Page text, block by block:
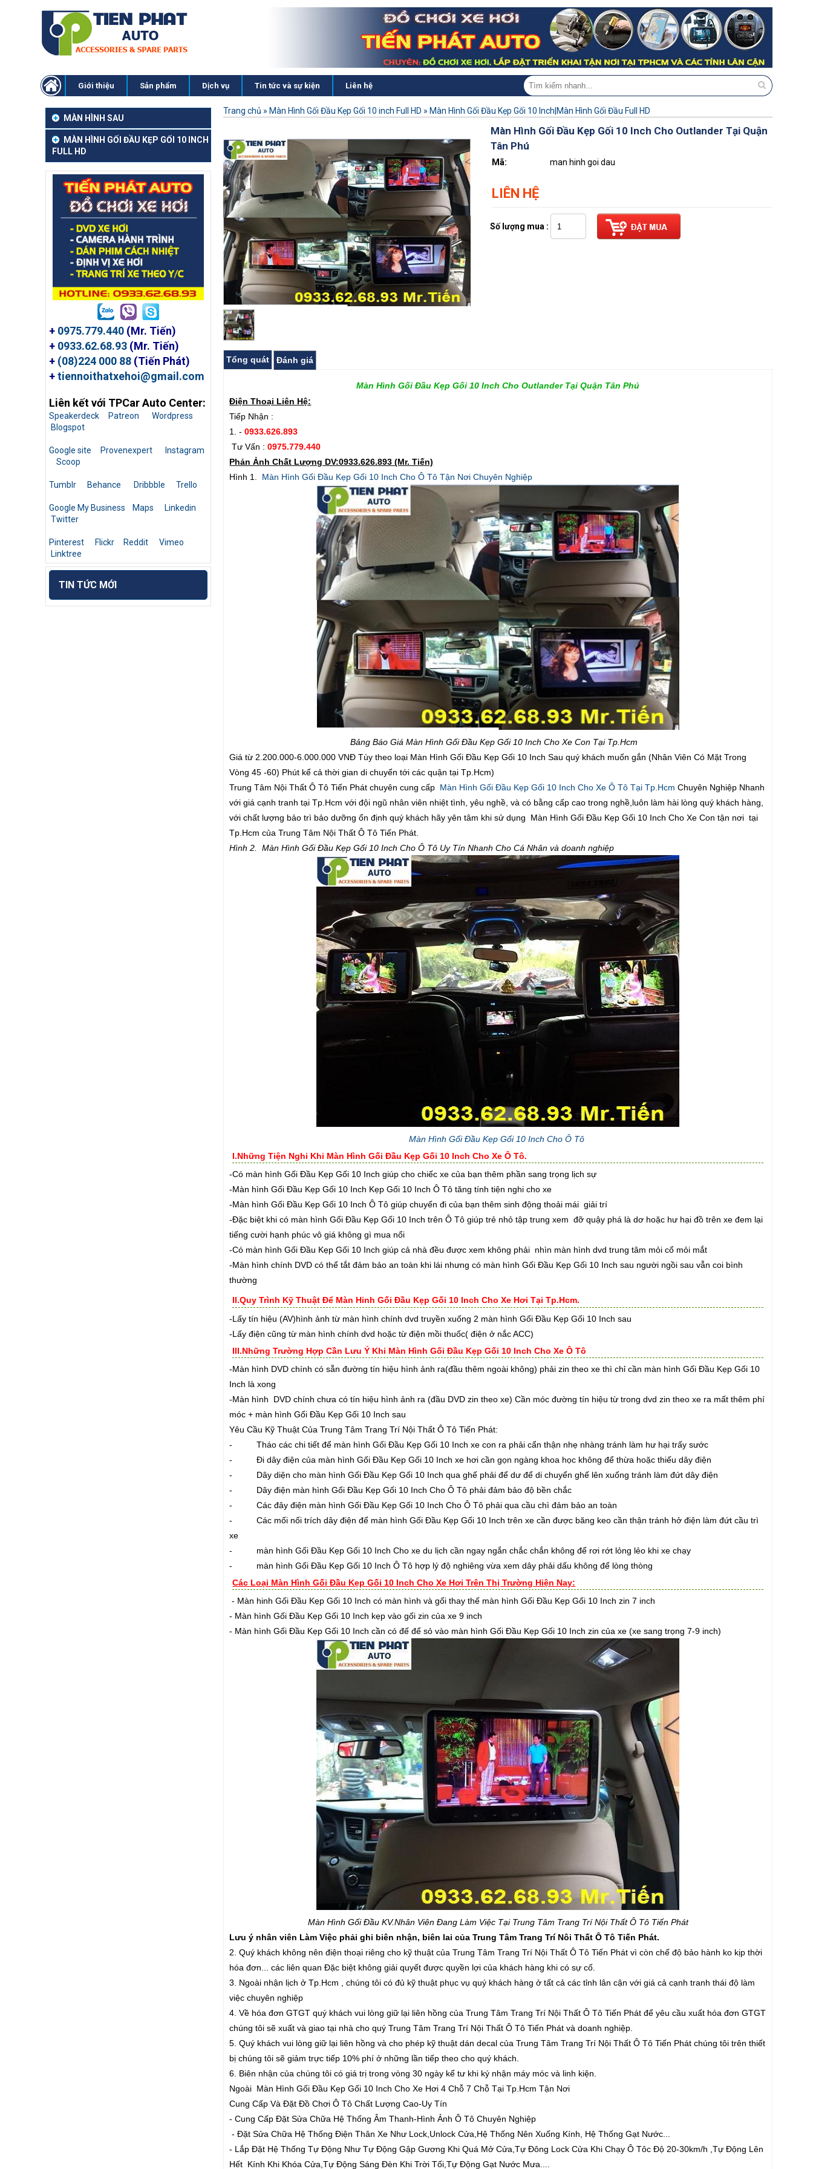
Giới thiệu Sản phẩm Dịch vụ Tin tức và sự kiện Liên hệ
MÀN HÌNH SAU
MÀN HÌNH GỐI ĐẦU KẸP GỐI 10 INCH
FULL HD
+ 0975.779.440 (Mr. Tiến)
+ 0933.62.68.93 (Mr. Tiến)
+ (08)224 000 88 (Tiến Phát)
+tiennoithatxehoi@gmail.com
Liên kết với TPCar Auto Center:
Speakerdeck Patreon
Wordpress
Blogspot
Google site Provenexpert
Instagram
Scoop
Tumblr Behance Dribbble Trello
Google My Business Maps
Linkedin
Twitter
Pinterest Flickr Reddit
Vimeo
Linktree
TIN TỨC MỚI
Trang chủ » Màn Hình Gối Đầu Kẹp Gối 10 inch Full HD » Màn Hình Gối Đầu Kẹp Gối 10 Inch|Màn Hình Gối Đầu Full HD
Màn Hình Gối Đầu Kẹp Gối 10 Inch Cho Outlander Tại Quận
Tân Phú
Mã: man hinh goi dau
LIÊN HỆ
Số lượng mua :
Tổng quát Đánh giá
Màn Hình Gối Đầu Kẹp Gối 10 Inch Cho Outlander Tại Quận Tân Phú
Điện Thoại Liên Hệ:
Tiếp Nhận :
1. -0933.626.893
Tư Vấn :0975.779.440
Phản Ảnh Chất Lượng DV:0933.626.893 (Mr. Tiến)
Hình 1. Màn Hình Gối Đầu Kẹp Gối 10 Inch Cho Ô Tô Tận Nơi Chuyên Nghiệp
Bảng Báo Giá Màn Hình Gối Đầu Kẹp Gối 10 Inch Cho Xe Con Tại Tp.Hcm
Giá từ 2.200.000-6.000.000 VNĐ Tùy theo loại Màn Hình Gối Đầu Kẹp Gối 10 Inch Sau quý khách muốn gắn (Nhân Viên Có Mặt Trong
Vòng 45 -60) Phút kể cả thời gian di chuyển tới các quận tại Tp.Hcm)
Trung Tâm Nội Thất Ô Tô Tiến Phát chuyên cung cấp Màn Hình Gối Đầu Kẹp Gối 10 Inch Cho Xe Ô Tô Tại Tp.Hcm Chuyên Nghiệp Nhanh
với giá cạnh tranh tại Tp.Hcm với đội ngũ nhân viên nhiệt tình, yêu nghề, và có bằng cấp cao trong nghề,luôn làm hài lòng quý khách hàng,
với chất lượng bảo trì bảo dưỡng ổn định quý khách hãy yên tâm khi sử dụng Màn Hình Gối Đầu Kẹp Gối 10 Inch Cho Xe Con tận nơi tại
Tp.Hcm của Trung Tâm Nội Thất Ô Tô Tiến Phát.
Hình 2. Màn Hình Gối Đầu Kẹp Gối 10 Inch Cho Ô Tô Uy Tín Nhanh Cho Cá Nhân và doanh nghiệp
Màn Hình Gối Đầu Kẹp Gối 10 Inch Cho Ô Tô
I.Những Tiện Nghi Khi Màn Hình Gối Đầu Kẹp Gối 10 Inch Cho Xe Ô Tô.
-Có màn hình Gối Đầu Kẹp Gối 10 Inch giúp cho chiếc xe của bạn thêm phần sang trọng lịch sự
-Màn hình Gối Đầu Kẹp Gối 10 Inch Kẹp Gối 10 Inch Ô Tô tăng tính tiện nghi cho xe
-Màn hình Gối Đầu Kẹp Gối 10 Inch Ô Tô giúp chuyến đi của bạn thêm sinh động thoải mái giải trí
-Đặc biệt khi có màn hình Gối Đầu Kẹp Gối 10 Inch trên Ô Tô giúp trẻ nhỏ tập trung xem đỡ quậy phá là dơ hoặc hư hại đồ trên xe đem lại
tiếng cười hạnh phúc vô giá không gì mua nổi
-Có màn hình Gối Đầu Kẹp Gối 10 Inch giúp cả nhà đều được xem không phải nhìn màn hình dvd trung tâm mỏi cổ mỏi mắt
-Màn hình chính DVD có thể tắt đảm bảo an toàn khi lái nhưng có màn hình Gối Đầu Kẹp Gối 10 Inch sau người ngồi sau vẫn coi bình
thường
II.Quy Trình Kỹ Thuật Để Màn Hinh Gối Đầu Kẹp Gối 10 Inch Cho Xe Hơi Tại Tp.Hcm.
-Lấy tín hiệu (AV)hình ảnh từ màn hình chính dvd truyền xuống 2 màn hình Gối Đầu Kẹp Gối 10 Inch sau
-Lấy điện cũng từ màn hình chính dvd hoặc từ điện mồi thuốc( điện ở nắc ACC)
III.Những Trường Hợp Cần Lưu Ý Khi Màn Hình Gối Đầu Kẹp Gối 10 Inch Cho Xe Ô Tô
-Màn hình DVD chính có sẵn đường tín hiệu hình ảnh ra(đầu thêm ngoài không) phải zin theo xe thì chỉ cần màn hình Gối Đầu Kẹp Gối 10
Inch là xong
-Màn hình DVD chính chưa có tín hiệu hình ảnh ra (đầu DVD zin theo xe) Cần móc đường tín hiệu từ trong dvd zin theo xe ra mất thêm phí
móc + màn hình Gối Đầu Kẹp Gối 10 Inch sau
Yêu Cầu Kỹ Thuật Của Trung Tâm Trang Trí Nội Thất Ô Tô Tiến Phát:
- Tháo các chi tiết để màn hình Gối Đầu Kẹp Gối 10 Inch xe con ra phải cẩn thận nhẹ nhàng tránh làm hư hại trấy sước
- Đi dây điện của màn hình Gối Đầu Kẹp Gối 10 Inch xe hơi cần gọn ngàng khoa học không để thừa hoặc thiếu dây điện
- Dây diện cho màn hình Gối Đầu Kẹp Gối 10 Inch qua ghế phải để dư để di chuyển ghế lên xuống tránh làm đứt dây điện
- Dây điện màn hình Gối Đầu Kẹp Gối 10 Inch Cho Ô Tô phải đảm bảo độ bền chắc
- Các đây điện màn hình Gối Đầu Kẹp Gối 10 Inch Cho Ô Tô phải qua cầu chì đảm bảo an toàn
- Các mối nối trích dây điện để màn hình Gối Đầu Kẹp Gối 10 Inch trên xe cần được băng keo cần thận tránh hở điện làm đứt cầu trì
xe
- màn hình Gối Đầu Kẹp Gối 10 Inch Cho xe du lịch cần ngay ngắn chắc chắn không để rơi rớt lỏng lẻo khi xe chạy
- màn hình Gối Đầu Kẹp Gối 10 Inch Ô Tô hợp lý độ nghiêng vừa xem dây phải dấu không để lòng thòng
Các Loại Màn Hình Gối Đầu Kẹp Gối 10 Inch Cho Xe Hơi Trên Thị Trường Hiện Nay:
- Màn hinh Gối Đầu Kẹp Gối 10 Inch có màn hình và gối thay thế màn hình Gối Đầu Kẹp Gối 10 Inch zin 7 inch
- Màn hình Gối Đầu Kẹp Gối 10 Inch kẹp vào gối zin của xe 9 inch
- Màn hình Gối Đầu Kẹp Gối 10 Inch cần có đế để sỏ vào màn hình Gối Đầu Kẹp Gối 10 Inch zin của xe (xe sang trọng 7-9 inch)
Màn Hình Gối Đầu KV.Nhân Viên Đang Làm Việc Tại Trung Tâm Trang Trí Nội Thất Ô Tô Tiến Phát
Lưu ý nhân viên Làm Việc phải ghi biên nhận, biên lai của Trung Tâm Trang Trí Nôi Thất Ô Tô Tiến Phát.
2. Quý khách không nên điện thoại riêng cho kỹ thuật của Trung Tâm Trang Trí Nội Thất Ô Tô Tiến Phát vì còn chế độ bảo hành ko kịp thời
hóa đơn... các liên quan Đặc biệt không giải quyết được quyền lợi của khách hàng khi có sự cố.
3. Ngoài nhận lịch ở Tp.Hcm , chúng tôi có đủ kỹ thuật phục vụ quý khách hàng ở tất cả các tỉnh lân cận với giá cả cạnh tranh thái độ làm
việc chuyên nghiệp
4. Về hóa đơn GTGT quý khách vui lòng giữ lại liên hồng của Trung Tâm Trang Trí Nội Thất Ô Tô Tiến Phát để yêu cầu xuất hóa đơn GTGT
chúng tôi sẽ xuất và giao tại nhà cho quý Trung Tâm Trang Trí Nội Thất Ô Tô Tiến Phát và doanh nghiệp.
5. Quý khách vui lòng giữ lại liên hồng và cho phép kỹ thuật dán decal của Trung Tâm Trang Trí Nội Thất Ô Tô Tiến Phát chúng tôi trên thiết
bị chúng tôi sẽ giảm trực tiếp 10% phí ở những lần tiếp theo cho quý khách.
6. Biên nhận của chúng tôi có giá trị trong vòng 30 ngày kể tư khi ký nhận máy móc và linh kiện.
Ngoài Màn Hình Gối Đầu Kẹp Gối 10 Inch Cho Xe Hơi 4 Chỗ 7 Chỗ Tại Tp.Hcm Tận Nơi
Cung Cấp Và Đặt Đồ Chơi Ô Tô Chất Lượng Cao-Uy Tín
- Cung Cấp Đặt Sửa Chữa Hệ Thống Âm Thanh-Hình Ảnh Ô Tô Chuyên Nghiệp
- Đặt Sửa Chữa Hệ Thống Điện Thân Xe Như Lock,Unlock Cửa,Hệ Thống Nên Xuống Kính, Hệ Thống Gạt Nước...
- Lắp Đặt Hệ Thống Tự Động Như Tự Động Gập Gương Khi Quá Mở Cửa,Tự Đông Lock Cửa Khi Chạy Ô Tôc Độ 20-30km/h ,Tự Động Lên
Hết Kính Khi Khóa Cửa,Tự Động Sáng Đèn Khi Trời Tối,Tự Động Gạt Nước Mưa....